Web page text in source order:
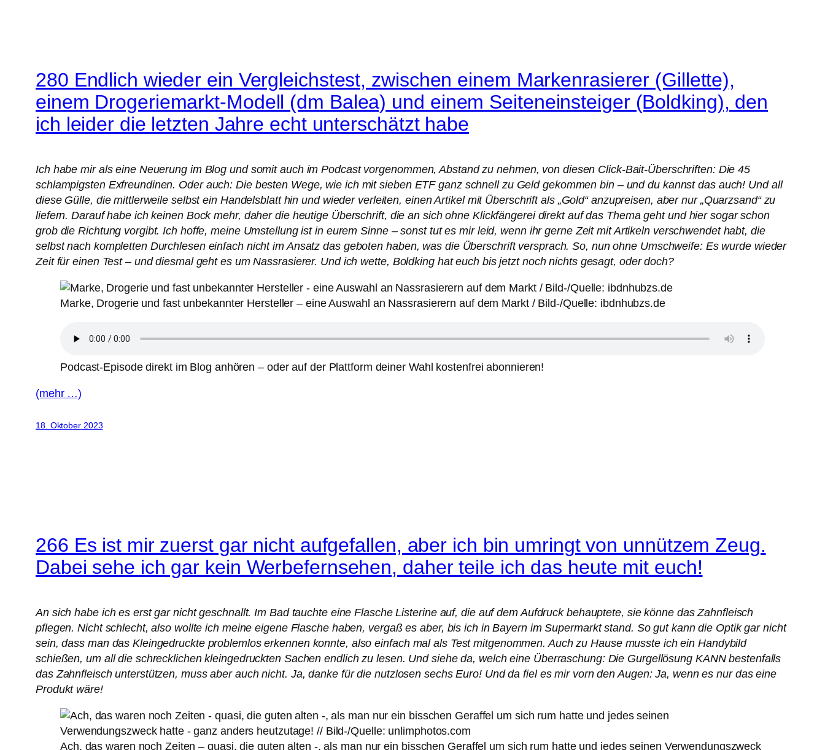
280 Endlich wieder ein Vergleichstest, zwischen einem Markenrasierer (Gillette),
einem Drogeriemarkt-Modell (dm Balea) und einem Seiteneinsteiger (Boldking), den
ich leider die letzten Jahre echt unterschätzt habe
Ich habe mir als eine Neuerung im Blog und somit auch im Podcast vorgenommen, Abstand zu nehmen, von diesen Click-Bait-Überschriften: Die 45
schlampigsten Exfreundinen. Oder auch: Die besten Wege, wie ich mit sieben ETF ganz schnell zu Geld gekommen bin – und du kannst das auch! Und all
diese Gülle, die mittlerweile selbst ein Handelsblatt hin und wieder verleiten, einen Artikel mit Überschrift als „Gold“ anzupreisen, aber nur „Quarzsand“ zu
liefern. Darauf habe ich keinen Bock mehr, daher die heutige Überschrift, die an sich ohne Klickfängerei direkt auf das Thema geht und hier sogar schon
grob die Richtung vorgibt. Ich hoffe, meine Umstellung ist in eurem Sinne – sonst tut es mir leid, wenn ihr gerne Zeit mit Artikeln verschwendet habt, die
selbst nach kompletten Durchlesen einfach nicht im Ansatz das geboten haben, was die Überschrift versprach. So, nun ohne Umschweife: Es wurde wieder
Zeit für einen Test – und diesmal geht es um Nassrasierer. Und ich wette, Boldking hat euch bis jetzt noch nichts gesagt, oder doch?
Marke, Drogerie und fast unbekannter Hersteller – eine Auswahl an Nassrasierern auf dem Markt / Bild-/Quelle: ibdnhubzs.de
Podcast-Episode direkt im Blog anhören – oder auf der Plattform deiner Wahl kostenfrei abonnieren!
(mehr …)
18. Oktober 2023
266 Es ist mir zuerst gar nicht aufgefallen, aber ich bin umringt von unnützem Zeug.
Dabei sehe ich gar kein Werbefernsehen, daher teile ich das heute mit euch!
An sich habe ich es erst gar nicht geschnallt. Im Bad tauchte eine Flasche Listerine auf, die auf dem Aufdruck behauptete, sie könne das Zahnfleisch
pflegen. Nicht schlecht, also wollte ich meine eigene Flasche haben, vergaß es aber, bis ich in Bayern im Supermarkt stand. So gut kann die Optik gar nicht
sein, dass man das Kleingedruckte problemlos erkennen konnte, also einfach mal als Test mitgenommen. Auch zu Hause musste ich ein Handybild
schießen, um all die schrecklichen kleingedruckten Sachen endlich zu lesen. Und siehe da, welch eine Überraschung: Die Gurgellösung KANN bestenfalls
das Zahnfleisch unterstützen, muss aber auch nicht. Ja, danke für die nutzlosen sechs Euro! Und da fiel es mir vorn den Augen: Ja, wenn es nur das eine
Produkt wäre!
Ach, das waren noch Zeiten – quasi, die guten alten -, als man nur ein bisschen Geraffel um sich rum hatte und jedes seinen Verwendungszweck